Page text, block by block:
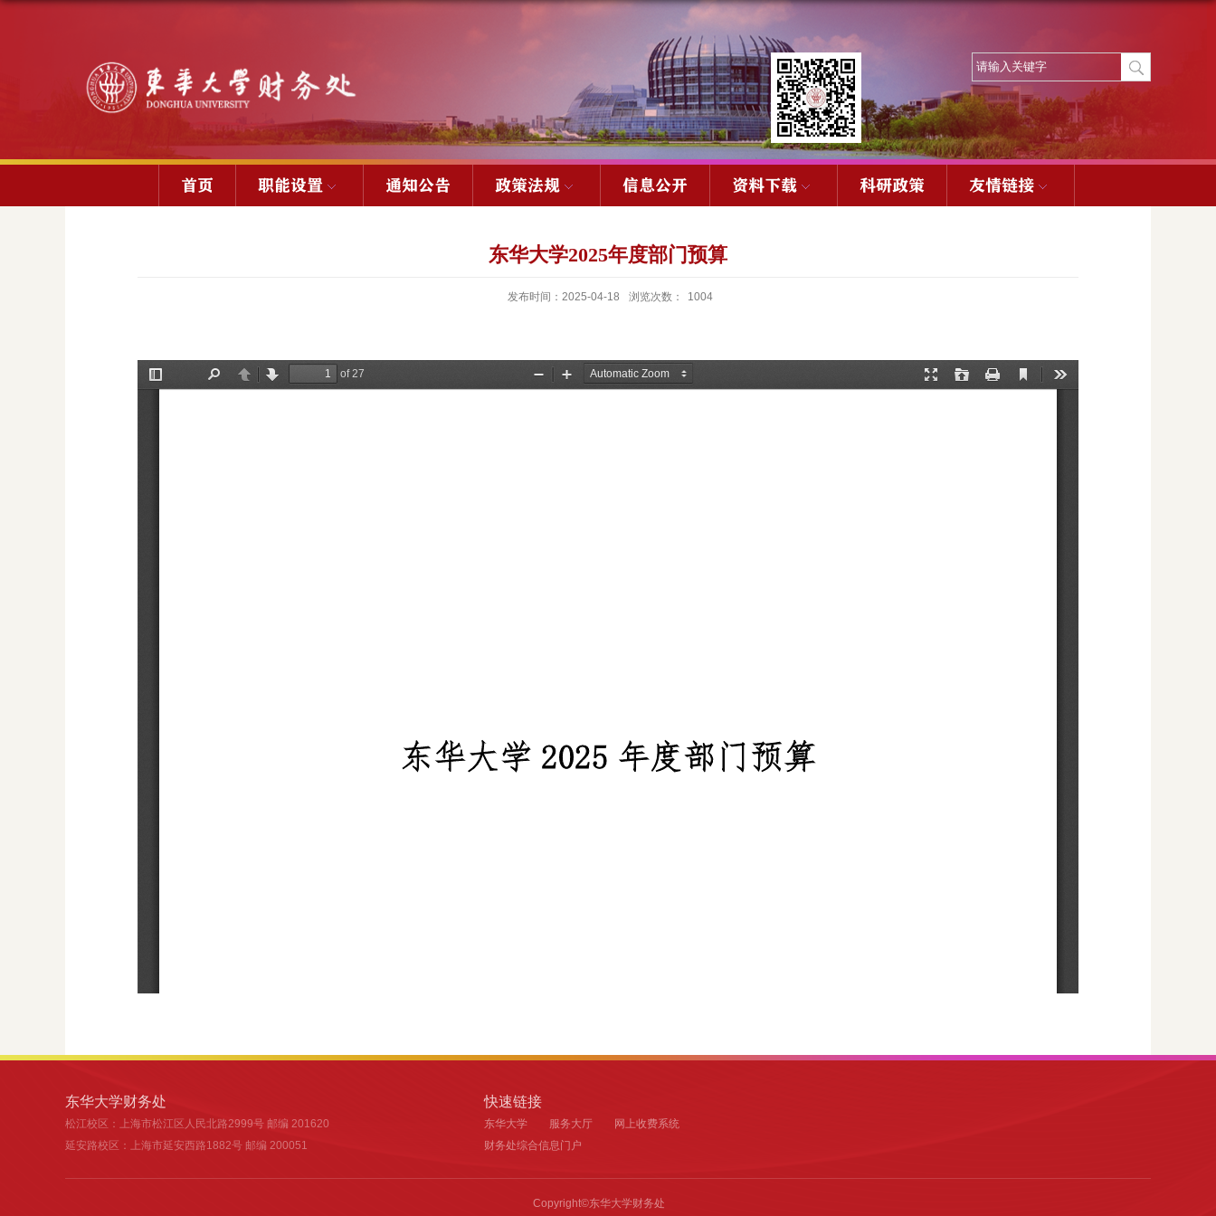
首页 职能设置 通知公告 政策法规 信息公开 资料下载 科研政策 友情链接
东华大学2025年度部门预算
发布时间：2025-04-18 浏览次数： 1004
东华大学财务处
松江校区 ：上海市松江区人民北路2999号 邮编 201620
延安路校区 ：上海市延安西路1882号 邮编 200051
快速链接
东华大学 服务大厅
网上收费系统
财务处综合信息门户
Copyright©东华大学财务处